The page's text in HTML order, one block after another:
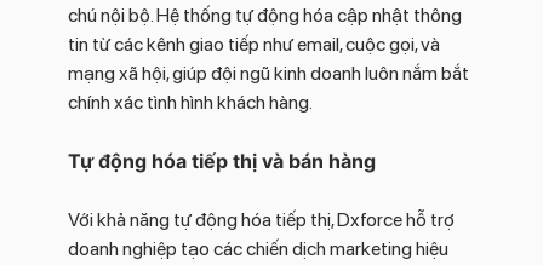
chú nội bộ. Hệ thống tự động hóa cập nhật thông
tin từ các kênh giao tiếp như email, cuộc gọi, và
mạng xã hội, giúp đội ngũ kinh doanh luôn nắm bắt
chính xác tình hình khách hàng.
Tự động hóa tiếp thị và bán hàng
Với khả năng tự động hóa tiếp thị, Dxforce hỗ trợ
doanh nghiệp tạo các chiến dịch marketing hiệu